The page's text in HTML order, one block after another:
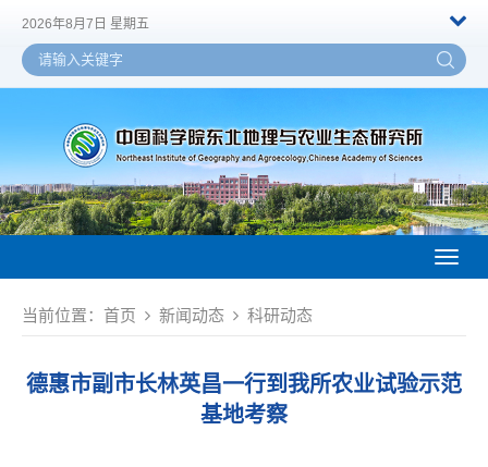
2026年8月7日 星期五
当前位置： 首页 新闻动态 科研动态
德惠市副市长林英昌一行到我所农业试验示范
基地考察